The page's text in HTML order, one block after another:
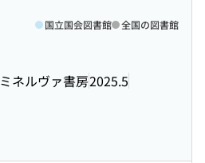
ミネルヴァ書房2025.5
国立国会図書館 全国の図書館